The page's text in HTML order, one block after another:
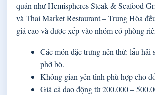
quán như Hemispheres Steak & Seafood
và Thai Market Restaurant – Trung Hòa
giá cao và được xếp vào nhóm có phòng
Các món đặc trưng nên thử: lẩu hải
phở bò.
Không gian yên tĩnh phù hợp cho
Giá cả dao động từ 200.000 –